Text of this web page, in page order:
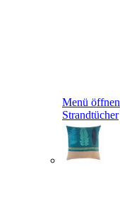
Menü öffnen
Strandtücher